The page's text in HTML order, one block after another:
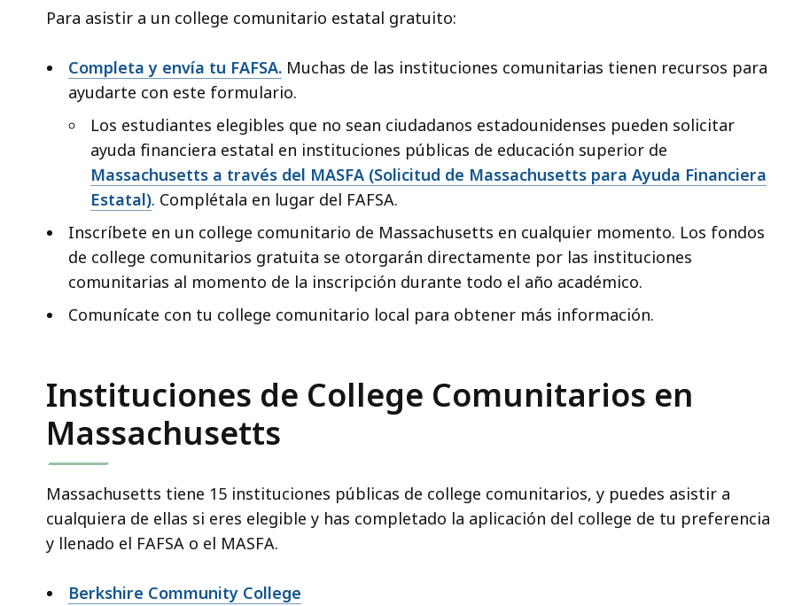
Para asistir a un college comunitario estatal gratuito:
Completa y envía tu FAFSA. Muchas de las instituciones comunitarias tienen recursos para
ayudarte con este formulario.
Los estudiantes elegibles que no sean ciudadanos estadounidenses pueden solicitar
ayuda financiera estatal en instituciones públicas de educación superior de
Massachusetts a través del MASFA (Solicitud de Massachusetts para Ayuda Financiera
Estatal). Complétala en lugar del FAFSA.
Inscríbete en un college comunitario de Massachusetts en cualquier momento. Los fondos
de college comunitarios gratuita se otorgarán directamente por las instituciones
comunitarias al momento de la inscripción durante todo el año académico.
Comunícate con tu college comunitario local para obtener más información.
Instituciones de College Comunitarios en
Massachusetts
Massachusetts tiene 15 instituciones públicas de college comunitarios, y puedes asistir a
cualquiera de ellas si eres elegible y has completado la aplicación del college de tu preferencia
y llenado el FAFSA o el MASFA.
Berkshire Community College